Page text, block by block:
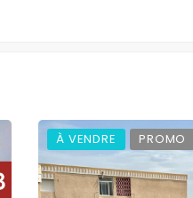
À VENDRE PROMO